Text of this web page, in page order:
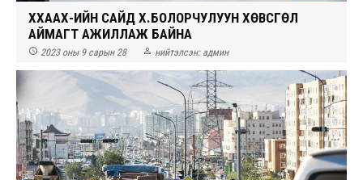
ХХААХҮ-ИЙН САЙД Х.БОЛОРЧУЛУУН ХӨВСГӨЛ
АЙМАГТ АЖИЛЛАЖ БАЙНА
 2023 оны 9 сарын 28  нийтэлсэн: админ